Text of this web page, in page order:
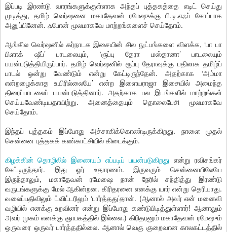
இப்படி இரண்டு வாரங்களுக்குள்ளாக அந்தப் புத்தகத்தை எடிட் செய்து
முடித்து, தமிழ் வெர்ஷனை மகாதேவன் ரமேஷுக்கு பி.டி.எஃப் கோப்பாக
அனுப்பினேன். ஃபோன் மூலமாகவே மாற்றங்களைச் செய்தோம்.
ஆங்கில வெர்ஷனில் கர்நாடக இசையின் சில நுட்பங்களை விளக்க, ‘பா பா
பிளாக் ஷீப்’ பாடலையும், ‘ரூப்பு தேரா மஸ்தானா’ பாடலையும்
பயன்படுத்தியிருப்பார். தமிழ் வெர்ஷனில் ரூப்பு தேராவுக்கு பதிலாக தமிழ்ப்
பாடல் ஒன்று வேண்டும் என்று கேட்டிருந்தேன். அதற்காக ‘அம்மா
என்றழைக்காத உயிரில்லையே’ என்ற இளையராஜா இசையில் அமைந்த
திரைப்பாடலைப் பயன்படுத்தினார். அதற்காக பல இடங்களில் மாற்றங்கள்
செய்யவேண்டியதாயிற்று. அனைத்தையும் தொலைபேசி மூலமாகவே
செய்தோம்.
இந்தப் புத்தகம் இப்போது அச்சாகிக்கொண்டிருக்கிறது. நாளை முதல்
சென்னை புத்தகக் கண்காட்சியில் கிடைக்கும்.
கிழக்கின் தொழிலில் இணையம் எப்படிப் பயன்படுகிறது என்று ரவிசங்கர்
கேட்டிருந்தார். இது ஓர் உதாரணம். இருவரும் சென்னையிலேயே
இருந்தாலும், மகாதேவன் ரமேஷை நான் நேரில் சந்தித்து இரண்டு
வருடங்களுக்கு மேல் ஆகின்றன. கிரிதரனை எனக்கு யார் என்று தெரியாது.
வலைப்பதிவிலும் ட்விட்டரிலும் ‘பார்த்தது’தான். (ஆனால் அவர் என் மனைவி
வழியில் எனக்கு உறவினர் என்று இப்போது கண்டுபிடித்துள்ளார்! ஆனாலும்
அவர் முகம் எனக்கு ஞாபகத்தில் இல்லை.) கிரிதரனும் மகாதேவன் ரமேஷும்
ஒருவரை ஒருவர் பார்த்ததில்லை. ஆனால் வெகு குறைவான காலகட்டத்தில்